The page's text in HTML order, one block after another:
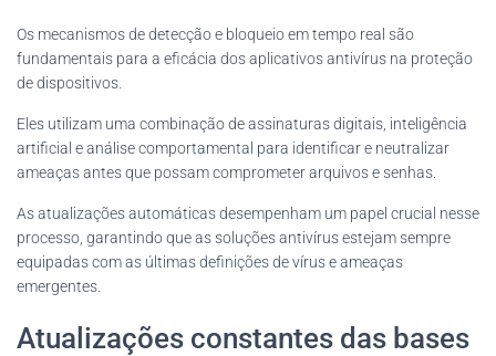
Os mecanismos de detecção e bloqueio em tempo real são
fundamentais para a eficácia dos aplicativos antivírus na proteção
de dispositivos.
Eles utilizam uma combinação de assinaturas digitais, inteligência
artificial e análise comportamental para identificar e neutralizar
ameaças antes que possam comprometer arquivos e senhas.
As atualizações automáticas desempenham um papel crucial nesse
processo, garantindo que as soluções antivírus estejam sempre
equipadas com as últimas definições de vírus e ameaças
emergentes.
Atualizações constantes das bases